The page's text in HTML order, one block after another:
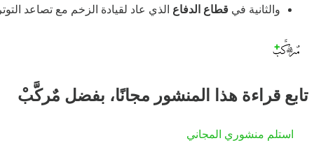
والثانية في قطاع الدفاع الذي عاد لقيادة الزخم مع تصاعد
تابع قراءة هذا المنشور مجانًا، بفضل مٌركَّبْ
استلم منشوري المجاني